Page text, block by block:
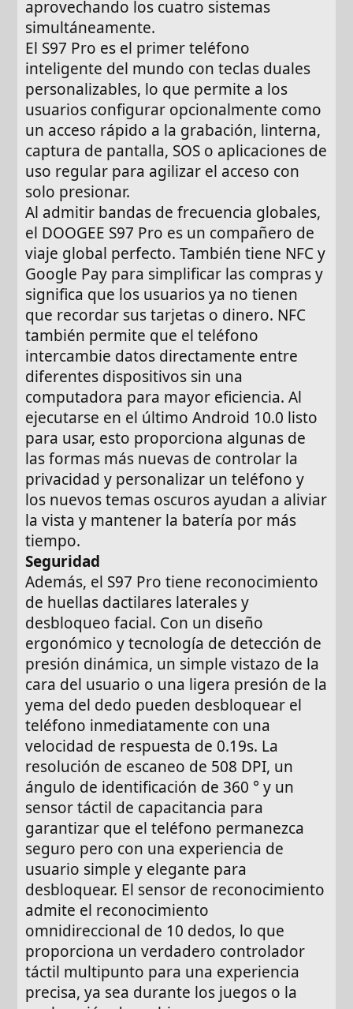
aprovechando los cuatro sistemas
simultáneamente.
El S97 Pro es el primer teléfono
inteligente del mundo con teclas duales
personalizables, lo que permite a los
usuarios configurar opcionalmente como
un acceso rápido a la grabación, linterna,
captura de pantalla, SOS o aplicaciones de
uso regular para agilizar el acceso con
solo presionar.
Al admitir bandas de frecuencia globales,
el DOOGEE S97 Pro es un compañero de
viaje global perfecto. También tiene NFC y
Google Pay para simplificar las compras y
significa que los usuarios ya no tienen
que recordar sus tarjetas o dinero. NFC
también permite que el teléfono
intercambie datos directamente entre
diferentes dispositivos sin una
computadora para mayor eficiencia. Al
ejecutarse en el último Android 10.0 listo
para usar, esto proporciona algunas de
las formas más nuevas de controlar la
privacidad y personalizar un teléfono y
los nuevos temas oscuros ayudan a aliviar
la vista y mantener la batería por más
tiempo.
Seguridad
Además, el S97 Pro tiene reconocimiento
de huellas dactilares laterales y
desbloqueo facial. Con un diseño
ergonómico y tecnología de detección de
presión dinámica, un simple vistazo de la
cara del usuario o una ligera presión de la
yema del dedo pueden desbloquear el
teléfono inmediatamente con una
velocidad de respuesta de 0.19s. La
resolución de escaneo de 508 DPI, un
ángulo de identificación de 360 ° y un
sensor táctil de capacitancia para
garantizar que el teléfono permanezca
seguro pero con una experiencia de
usuario simple y elegante para
desbloquear. El sensor de reconocimiento
admite el reconocimiento
omnidireccional de 10 dedos, lo que
proporciona un verdadero controlador
táctil multipunto para una experiencia
precisa, ya sea durante los juegos o la